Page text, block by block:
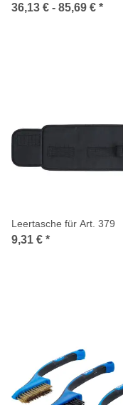
36,13 € - 85,69 € *
Leertasche für Art. 379
9,31 € *